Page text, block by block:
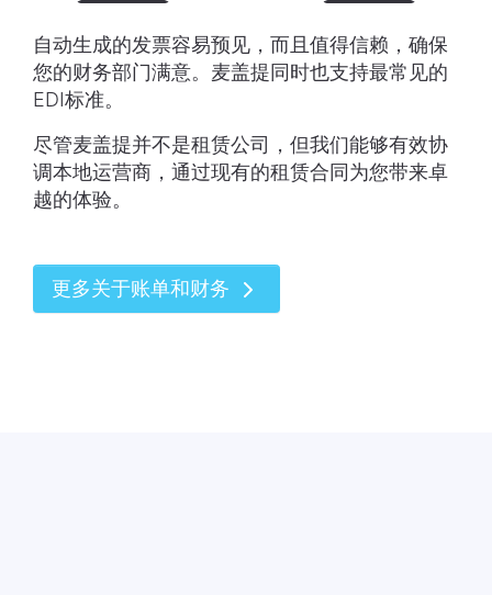
自动生成的发票容易预见，而且值得信赖，确保
您的财务部门满意。麦盖提同时也支持最常见的
EDI标准。
尽管麦盖提并不是租赁公司，但我们能够有效协
调本地运营商，通过现有的租赁合同为您带来卓
越的体验。
更多关于账单和财务